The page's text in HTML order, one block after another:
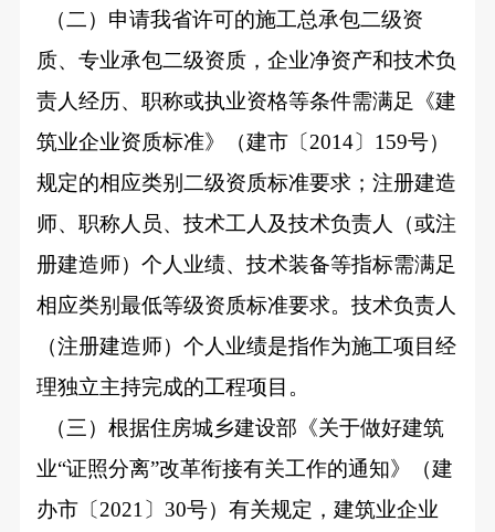
（二）申请我省许可的施工总承包二级资
质、专业承包二级资质，企业净资产和技术负
责人经历、职称或执业资格等条件需满足《建
筑业企业资质标准》（建市〔2014〕159号）
规定的相应类别二级资质标准要求；注册建造
师、职称人员、技术工人及技术负责人（或注
册建造师）个人业绩、技术装备等指标需满足
相应类别最低等级资质标准要求。技术负责人
（注册建造师）个人业绩是指作为施工项目经
理独立主持完成的工程项目。
（三）根据住房城乡建设部《关于做好建筑
业“证照分离”改革衔接有关工作的通知》（建
办市〔2021〕30号）有关规定，建筑业企业